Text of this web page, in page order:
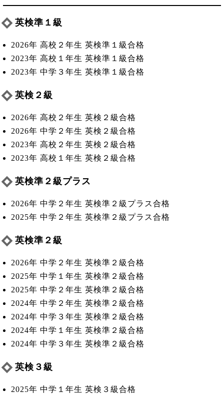
英検準１級
2026年 高校２年生 英検準１級合格
2023年 高校１年生 英検準１級合格
2023年 中学３年生 英検準１級合格
英検２級
2026年 高校２年生 英検２級合格
2026年 中学２年生 英検２級合格
2023年 高校２年生 英検２級合格
2023年 高校１年生 英検２級合格
英検準２級プラス
2026年 中学２年生 英検準２級プラス合格
2025年 中学２年生 英検準２級プラス合格
英検準２級
2026年 中学２年生 英検準２級合格
2025年 中学１年生 英検準２級合格
2025年 中学２年生 英検準２級合格
2024年 中学２年生 英検準２級合格
2024年 中学３年生 英検準２級合格
2024年 中学１年生 英検準２級合格
2024年 中学３年生 英検準２級合格
英検３級
2025年 中学１年生 英検３級合格